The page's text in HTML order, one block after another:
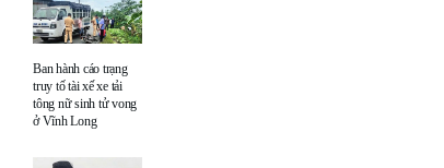
Ban hành cáo trạng
truy tố tài xế xe tải
tông nữ sinh tử vong
ở Vĩnh Long